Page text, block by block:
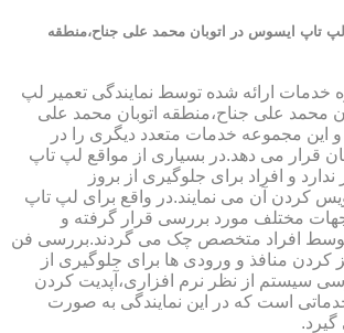
تاپ ایسوس در اتوبان محمد علی جناح،منطقه
خدمات ارائه شده توسط نمایندگی تعمیر لپ
محمد علی جناح،منطقه اتوبان محمد علی
و این مجموعه خدمات متعدد دیگری را در
قرار می دهد.در بسیاری از مواقع لپ تاپ
و افراد برای جلوگیری از بروز
کردن آن می نمایند.در واقع برای لپ تاپ
مختلف مورد بررسی قرار گرفته و
افراد متخصص چک می گردند.بررسی فن
منافذ و ورودی ها برای جلوگیری از
سیستم از نظر نرم افزاری،آپدیت کردن
خدماتی است که در این نمایندگی به صورت